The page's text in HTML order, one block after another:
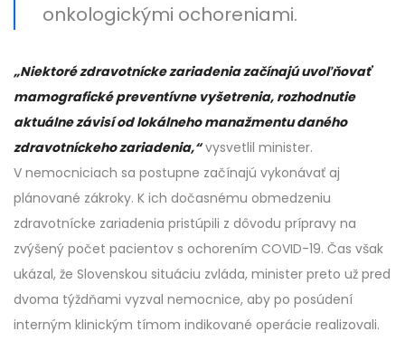
onkologickými ochoreniami.
„Niektoré zdravotnícke zariadenia začínajú uvoľňovať
mamografické preventívne vyšetrenia, rozhodnutie
aktuálne závisí od lokálneho manažmentu daného
zdravotníckeho zariadenia,“vysvetlil minister.
V nemocniciach sa postupne začínajú vykonávať aj
plánované zákroky. K ich dočasnému obmedzeniu
zdravotnícke zariadenia pristúpili z dôvodu prípravy na
zvýšený počet pacientov s ochorením COVID-19. Čas však
ukázal, že Slovenskou situáciu zvláda, minister preto už pred
dvoma týždňami vyzval nemocnice, aby po posúdení
interným klinickým tímom indikované operácie realizovali.